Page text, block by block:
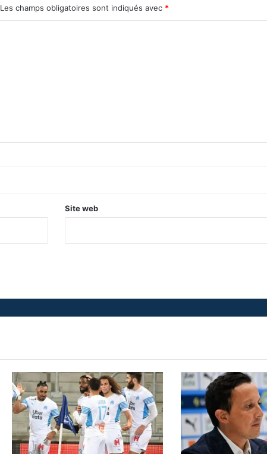
Les champs obligatoires sont indiqués avec *
Site web